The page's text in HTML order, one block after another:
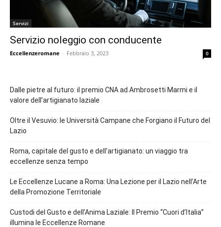
Servizi
Servizio noleggio con conducente
Eccellenzeromane - Febbraio 3, 2023 0
Dalle pietre al futuro: il premio CNA ad Ambrosetti Marmi e il
valore dell’artigianato laziale
Oltre il Vesuvio: le Università Campane che Forgiano il Futuro del
Lazio
Roma, capitale del gusto e dell’artigianato: un viaggio tra
eccellenze senza tempo
Le Eccellenze Lucane a Roma: Una Lezione per il Lazio nell’Arte
della Promozione Territoriale
Custodi del Gusto e dell’Anima Laziale: Il Premio “Cuori d’Italia”
illumina le Eccellenze Romane